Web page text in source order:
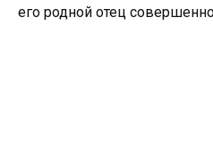
его родной отец